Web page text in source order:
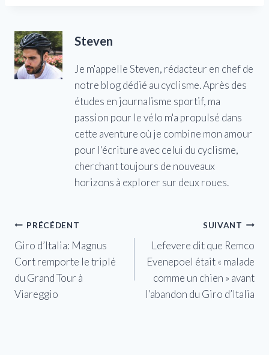
Steven
Je m'appelle Steven, rédacteur en chef de
notre blog dédié au cyclisme. Après des
études en journalisme sportif, ma
passion pour le vélo m'a propulsé dans
cette aventure où je combine mon amour
pour l'écriture avec celui du cyclisme,
cherchant toujours de nouveaux
horizons à explorer sur deux roues.
Navigation
de
l’article
PRÉCÉDENT
Giro d’Italia: Magnus
Cort remporte le triplé
du Grand Tour à
Viareggio
SUIVANT
Lefevere dit que Remco
Evenepoel était « malade
comme un chien » avant
l’abandon du Giro d’Italia